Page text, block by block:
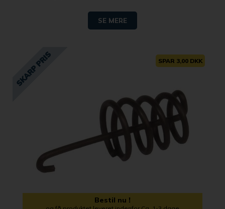
SE MERE
SPAR 3,00 DKK
Bestil nu !